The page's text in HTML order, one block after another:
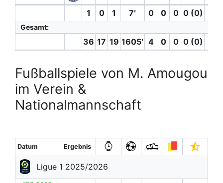
1
0 1 7′ 0 0 0 0 (0)
Gesamt:
36 17 19 1605′ 4 0 0 0 (0)
Fußballspiele von M. Amougou
im Verein &
Nationalmannschaft
Datum Ergebnis
Ligue 1 2025/2026